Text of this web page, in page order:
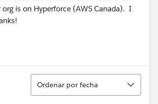
is on Hyperforce (AWS Canada). I
Ordenar
Ordenar por fecha